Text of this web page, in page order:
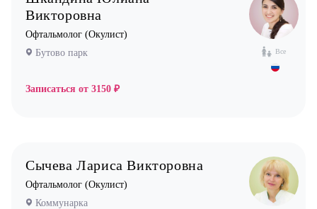
Все
Викторовна
Офтальмолог (Окулист)
Бутово парк
Записаться от 3150 ₽
Сычева Лариса Викторовна
Офтальмолог (Окулист)
Коммунарка